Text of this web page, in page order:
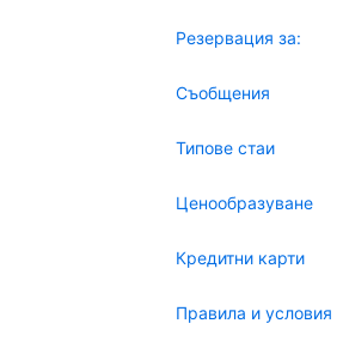
Резервация за:
Съобщения
Типове стаи
Ценообразуване
Кредитни карти
Правила и условия